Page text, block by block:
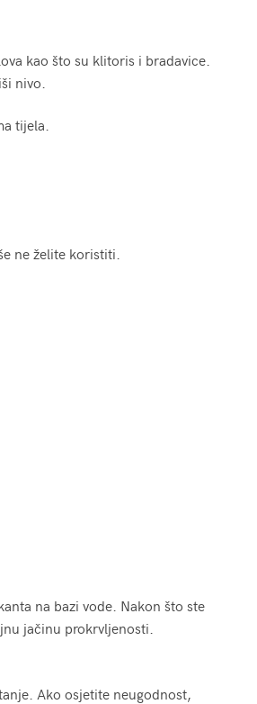
kao što su klitoris i bradavice.
nivo.
tijela.
ne želite koristiti.
na bazi vode. Nakon što ste
jačinu prokrvljenosti.
Ako osjetite neugodnost,